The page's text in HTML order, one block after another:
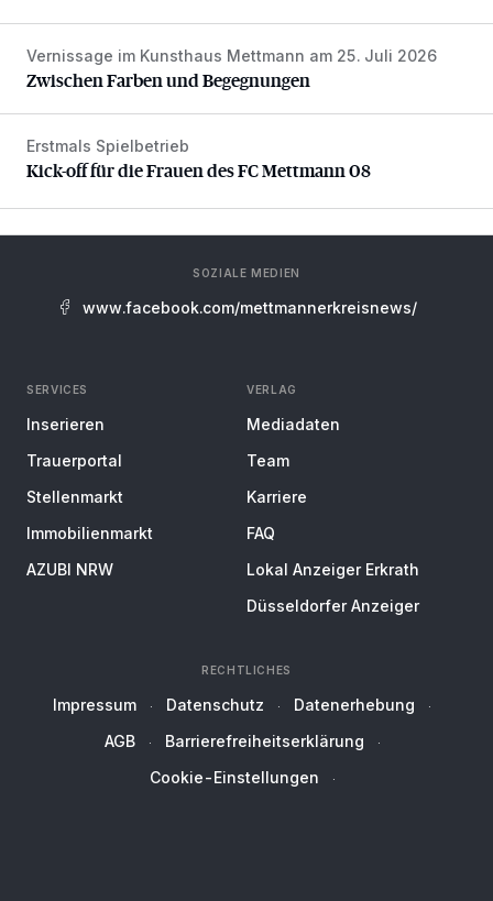
Zwischen Farben und Begegnungen
Vernissage im Kunsthaus Mettmann am 25. Juli 2026
Zwischen Farben und Begegnungen
Kick-off für die Frauen des FC Mettmann 08
Erstmals Spielbetrieb
Kick-off für die Frauen des FC Mettmann 08
SOZIALE MEDIEN
www.facebook.com/mettmannerkreisnews/
SERVICES
Inserieren
Trauerportal
Stellenmarkt
Immobilienmarkt
AZUBI NRW
VERLAG
Mediadaten
Team
Karriere
FAQ
Lokal Anzeiger Erkrath
Düsseldorfer Anzeiger
RECHTLICHES
Impressum Datenschutz
Datenerhebung
AGB
Barrierefreiheitserklärung
Cookie-Einstellungen